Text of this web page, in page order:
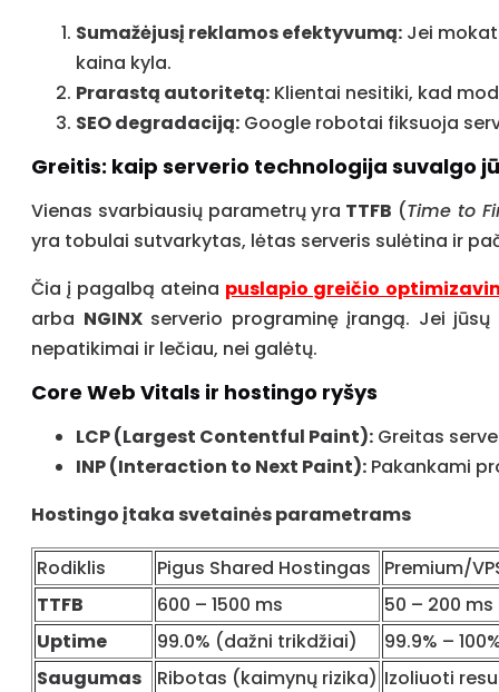
Sumažėjusį reklamos efektyvumą: Jei
kaina kyla.
Prarastą autoritetą: Klientai nesitiki, kad
SEO degradaciją: Google robotai fiksuoja
Greitis: kaip serverio technologija suvalgo
Vienas svarbiausių parametrų yra TTFB (Time to
yra tobulai sutvarkytas, lėtas serveris sulėtina ir
Čia į pagalbą ateina puslapio greičio
arba NGINXserverio programinę įrangą. Jei jūsų
nepatikimai ir lečiau, nei galėtų.
Core Web Vitals ir hostingo ryšys
LCP (Largest Contentful Paint): Greitas
INP (Interaction to Next Paint): Pakankami
Hostingo įtaka svetainės parametrams
Rodiklis Pigus Shared Hostingas
Premium/
TTFB
600 – 1500 ms
50 – 200 ms
Uptime
99.0% (dažni trikdžiai)
99.9% –
Saugumas
Ribotas (kaimynų rizika) Izoliuoti